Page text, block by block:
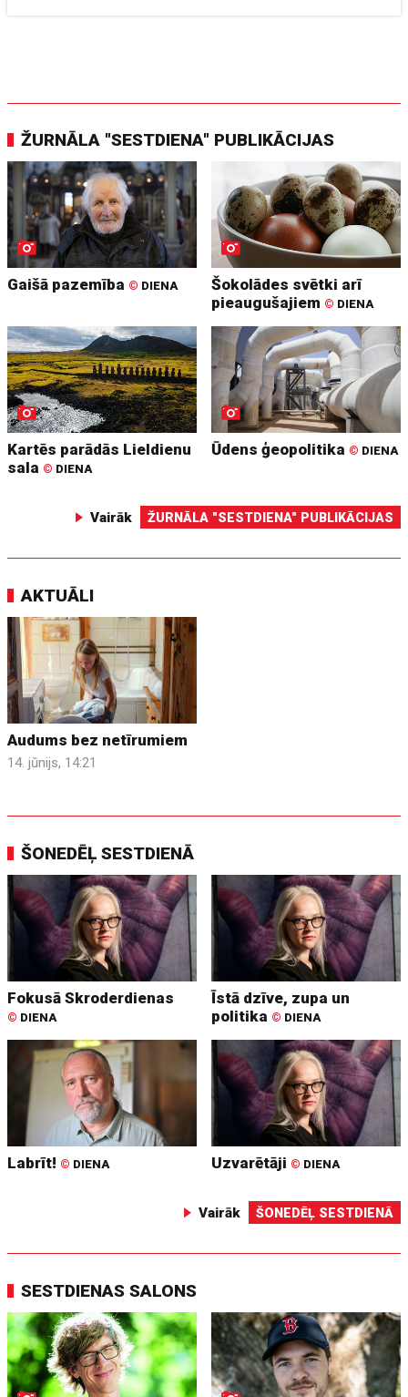
ŽURNĀLA "SESTDIENA" PUBLIKĀCIJAS
Gaišā pazemība © DIENA
Šokolādes svētki arī
pieaugušajiem © DIENA
Kartēs parādās Lieldienu
sala © DIENA
Ūdens ģeopolitika © DIENA
Vairāk ŽURNĀLA "SESTDIENA" PUBLIKĀCIJAS
AKTUĀLI
Audums bez netīrumiem
14. jūnijs, 14:21
ŠONEDĒĻ SESTDIENĀ
Fokusā Skroderdienas
© DIENA
Īstā dzīve, zupa un
politika © DIENA
Labrīt! © DIENA Uzvarētāji © DIENA
Vairāk ŠONEDĒĻ SESTDIENĀ
SESTDIENAS SALONS